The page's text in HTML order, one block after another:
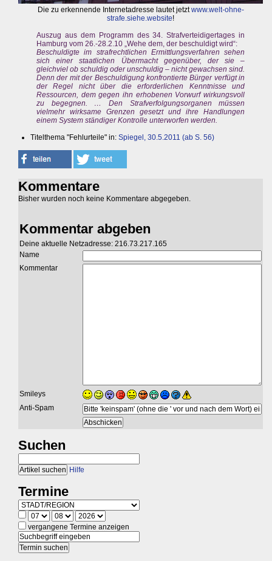
Die zu erkennende Internetadresse lautet jetztwww.welt-ohne-
strafe.siehe.website!
Auszug aus dem Programm des 34. Strafverteidigertages in
Hamburg vom 26.-28.2.10 „Wehe dem, der beschuldigt wird“:
Beschuldigte im strafrechtlichen Ermittlungsverfahren sehen
sich einer staatlichen Übermacht gegenüber, der sie –
gleichviel ob schuldig oder unschuldig – nicht gewachsen sind.
Denn der mit der Beschuldigung konfrontierte Bürger verfügt in
der Regel nicht über die erforderlichen Kenntnisse und
Ressourcen, dem gegen ihn erhobenen Vorwurf wirkungsvoll
zu begegnen. … Den Strafverfolgungsorganen müssen
vielmehr wirksame Grenzen gesetzt und ihre Handlungen
einem System ständiger Kontrolle unterworfen werden.
Titelthema "Fehlurteile" in: Spiegel, 30.5.2011 (ab S. 56)
Kommentare
Bisher wurden noch keine Kommentare abgegeben.
Kommentar abgeben
Deine aktuelle Netzadresse: 216.73.217.165
Name
Kommentar
Smileys
Anti-Spam
Suchen
Hilfe
Termine
vergangene Termine anzeigen